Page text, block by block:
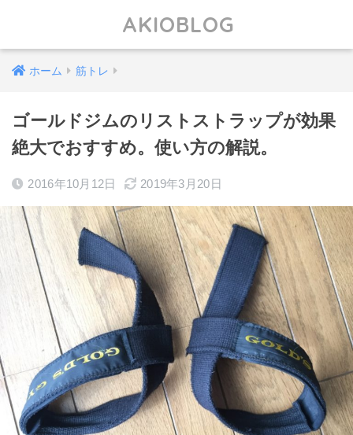
AKIOBLOG
ホーム 筋トレ
ゴールドジムのリストストラップが効果
絶大でおすすめ。使い方の解説。
2016年10月12日 2019年3月20日